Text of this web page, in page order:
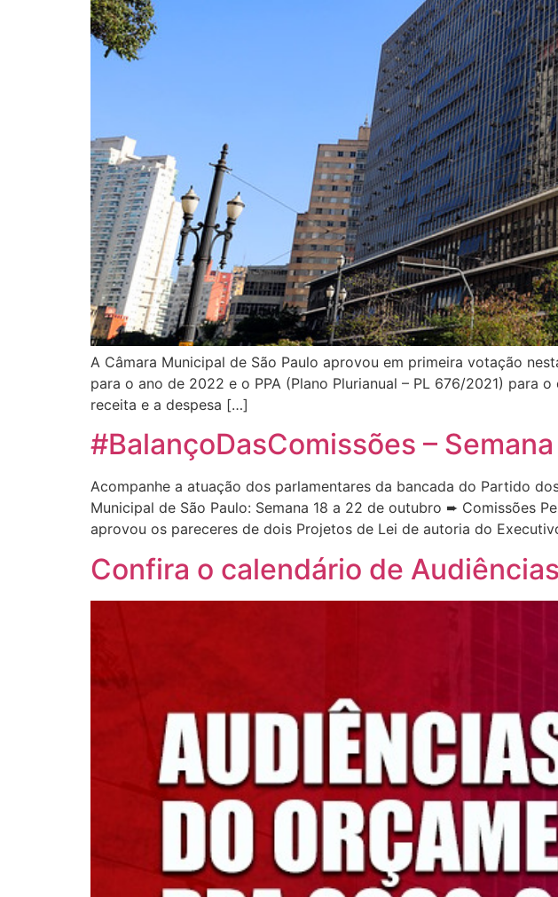
A Câmara Municipal de São Paulo aprovou em primeira votação
para o ano de 2022 e o PPA (Plano Plurianual – PL 676/2021) para
receita e a despesa […]
#BalançoDasComissões –
Acompanhe a atuação dos parlamentares da bancada do Partido
Municipal de São Paulo: Semana 18 a 22 de outubro ➨ Comissões
aprovou os pareceres de dois Projetos de Lei de autoria do
Confira o calendário de